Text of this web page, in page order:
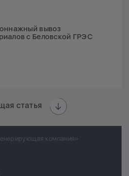
вывоз
с Беловской ГРЭС
статья
компания»